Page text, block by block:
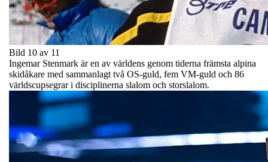
Bild 10 av 11
Ingemar Stenmark är en av världens genom tiderna främsta alpina
skidåkare med sammanlagt två OS-guld, fem VM-guld och 86
världscupsegrar i disciplinerna slalom och storslalom.